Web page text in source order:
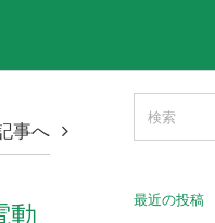
事へ
動
最近の投稿